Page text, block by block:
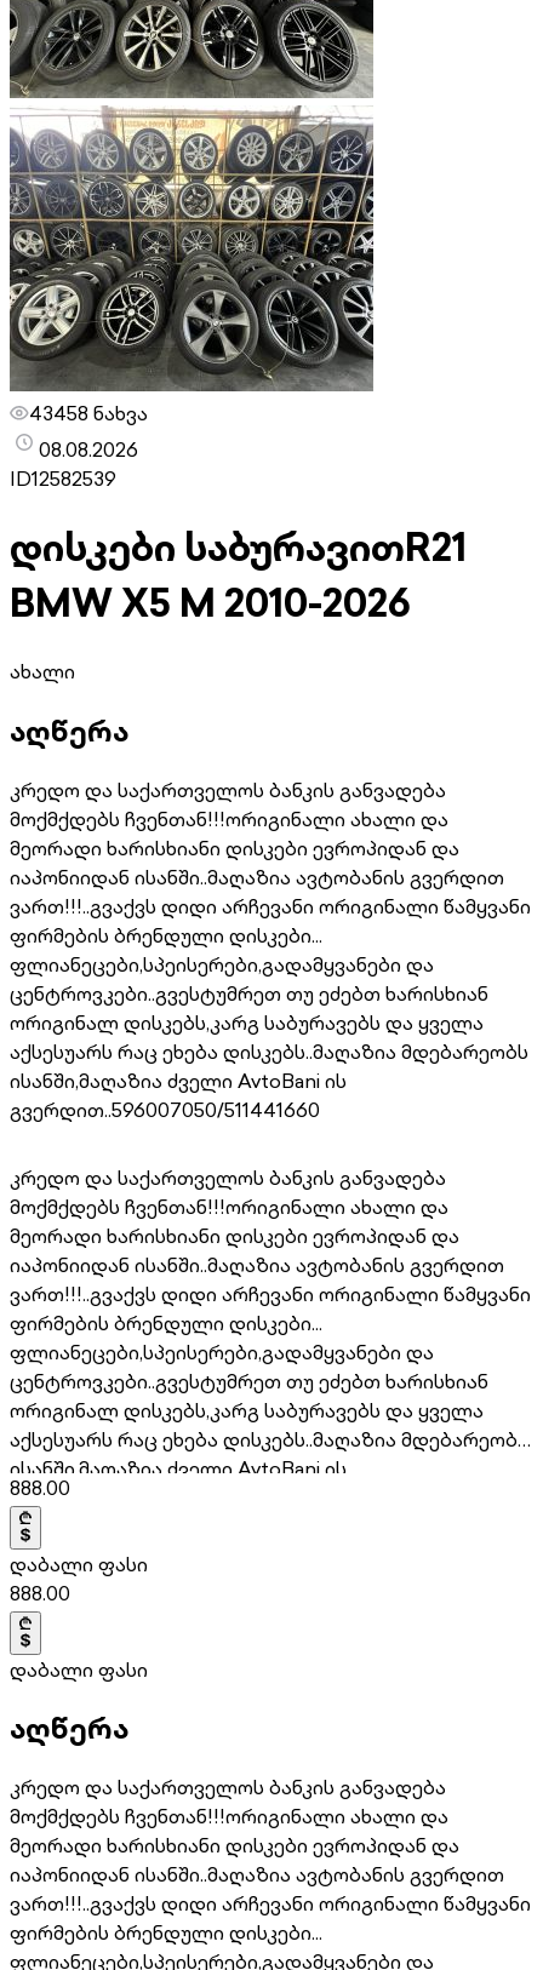
43458 ნახვა
08.08.2026
ID12582539
დისკები საბურავითR21
BMW X5 M 2010-2026
ახალი
აღწერა
კრედო და საქართველოს ბანკის განვადება
მოქმქდებს ჩვენთან!!!ორიგინალი ახალი და
მეორადი ხარისხიანი დისკები ევროპიდან და
იაპონიიდან ისანში..მაღაზია ავტობანის გვერდით
ვართ!!!..გვაქვს დიდი არჩევანი ორიგინალი წამყვანი
ფირმების ბრენდული დისკები...
ფლიანეცები,სპეისერები,გადამყვანები და
ცენტროვკები..გვესტუმრეთ თუ ეძებთ ხარისხიან
ორიგინალ დისკებს,კარგ საბურავებს და ყველა
აქსესუარს რაც ეხება დისკებს..მაღაზია მდებარეობს
ისანში,მაღაზია ძველი AvtoBani ის
გვერდით..596007050/511441660
კრედო და საქართველოს ბანკის განვადება
მოქმქდებს ჩვენთან!!!ორიგინალი ახალი და
მეორადი ხარისხიანი დისკები ევროპიდან და
იაპონიიდან ისანში..მაღაზია ავტობანის გვერდით
ვართ!!!..გვაქვს დიდი არჩევანი ორიგინალი წამყვანი
ფირმების ბრენდული დისკები...
ფლიანეცები,სპეისერები,გადამყვანები და
ცენტროვკები..გვესტუმრეთ თუ ეძებთ ხარისხიან
ორიგინალ დისკებს,კარგ საბურავებს და ყველა
აქსესუარს რაც ეხება დისკებს..მაღაზია მდებარეობს
ისანში,მაღაზია ძველი AvtoBani ის
გვერდით..596007050/511441660
888.00
დაბალი ფასი
888.00
დაბალი ფასი
აღწერა
კრედო და საქართველოს ბანკის განვადება
მოქმქდებს ჩვენთან!!!ორიგინალი ახალი და
მეორადი ხარისხიანი დისკები ევროპიდან და
იაპონიიდან ისანში..მაღაზია ავტობანის გვერდით
ვართ!!!..გვაქვს დიდი არჩევანი ორიგინალი წამყვანი
ფირმების ბრენდული დისკები...
ფლიანეცები,სპეისერები,გადამყვანები და